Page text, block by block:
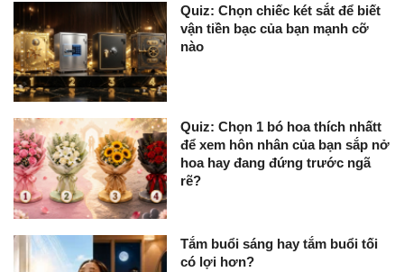
Quiz: Chọn chiếc két sắt để biết
vận tiền bạc của bạn mạnh cỡ
nào
Quiz: Chọn 1 bó hoa thích nhấtt
để xem hôn nhân của bạn sắp nở
hoa hay đang đứng trước ngã
rẽ?
Tắm buổi sáng hay tắm buổi tối
có lợi hơn?